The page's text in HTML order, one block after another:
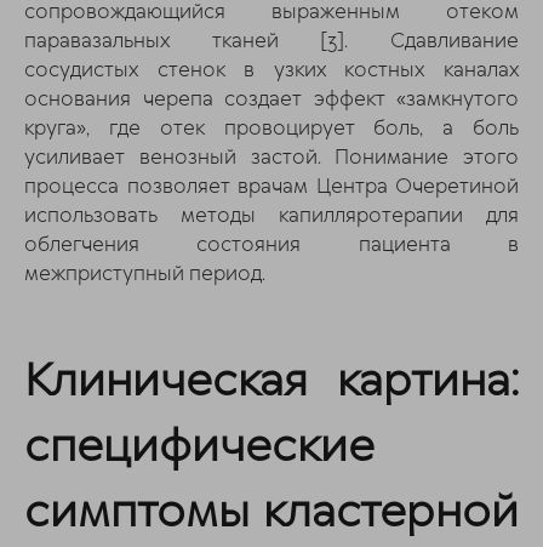
сопровождающийся выраженным отеком
паравазальных тканей [3]. Сдавливание
сосудистых стенок в узких костных каналах
основания черепа создает эффект «замкнутого
круга», где отек провоцирует боль, а боль
усиливает венозный застой. Понимание этого
процесса позволяет врачам Центра Очеретиной
использовать методы капилляротерапии для
облегчения состояния пациента в
межприступный период.
Клиническая картина:
специфические
симптомы кластерной